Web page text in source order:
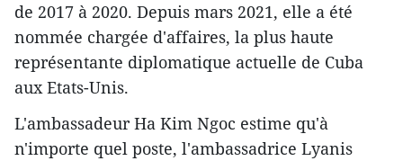
de 2017 à 2020. Depuis mars 2021, elle a été
nommée chargée d'affaires, la plus haute
représentante diplomatique actuelle de Cuba
aux Etats-Unis.
L'ambassadeur Ha Kim Ngoc estime qu'à
n'importe quel poste, l'ambassadrice Lyanis